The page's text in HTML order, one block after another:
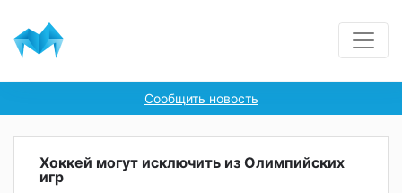
Сообщить новость
Хоккей могут исключить из Олимпийских
игр